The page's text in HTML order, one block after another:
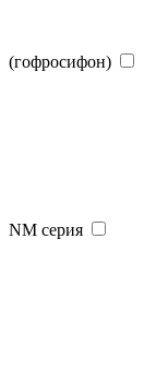
(гофросифон)
NM серия